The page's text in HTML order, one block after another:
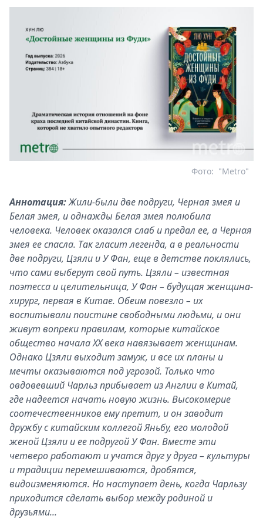
"Metro"
Фото:
Аннотация:Жили-были две подруги, Черная змея и
Белая змея, и однажды Белая змея полюбила
человека. Человек оказался слаб и предал ее, а Черная
змея ее спасла. Так гласит легенда, а в реальности
две подруги, Цзяли и У Фан, еще в детстве поклялись,
что сами выберут свой путь. Цзяли – известная
поэтесса и целительница, У Фан – будущая женщина-
хирург, первая в Китае. Обеим повезло – их
воспитывали поистине свободными людьми, и они
живут вопреки правилам, которые китайское
общество начала ХХ века навязывает женщинам.
Однако Цзяли выходит замуж, и все их планы и
мечты оказываются под угрозой. Только что
овдовевший Чарльз прибывает из Англии в Китай,
где надеется начать новую жизнь. Высокомерие
соотечественников ему претит, и он заводит
дружбу с китайским коллегой Яньбу, его молодой
женой Цзяли и ее подругой У Фан. Вместе эти
четверо работают и учатся друг у друга – культуры
и традиции перемешиваются, дробятся,
видоизменяются. Но наступает день, когда Чарльзу
приходится сделать выбор между родиной и
друзьями...